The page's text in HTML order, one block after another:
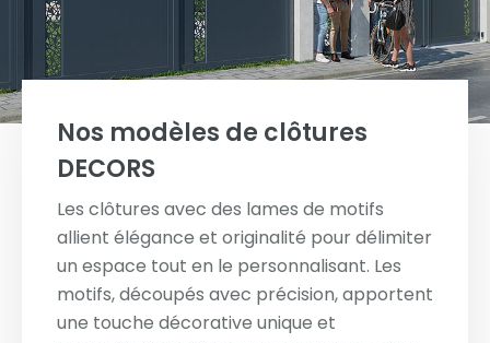
Nos modèles de clôtures
DECORS
Les clôtures avec des lames de motifs
allient élégance et originalité pour délimiter
un espace tout en le personnalisant. Les
motifs, découpés avec précision, apportent
une touche décorative unique et